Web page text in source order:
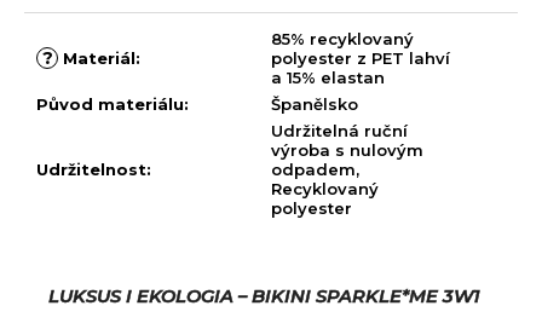
? Materiál:
85% recyklovaný
polyester z PET lahví
a 15% elastan
Původ materiálu: Španělsko
Udržitelnost:
Udržitelná ruční
výroba s nulovým
odpadem,
Recyklovaný
polyester
LUKSUS I EKOLOGIA – BIKINI SPARKLE*ME 3W1